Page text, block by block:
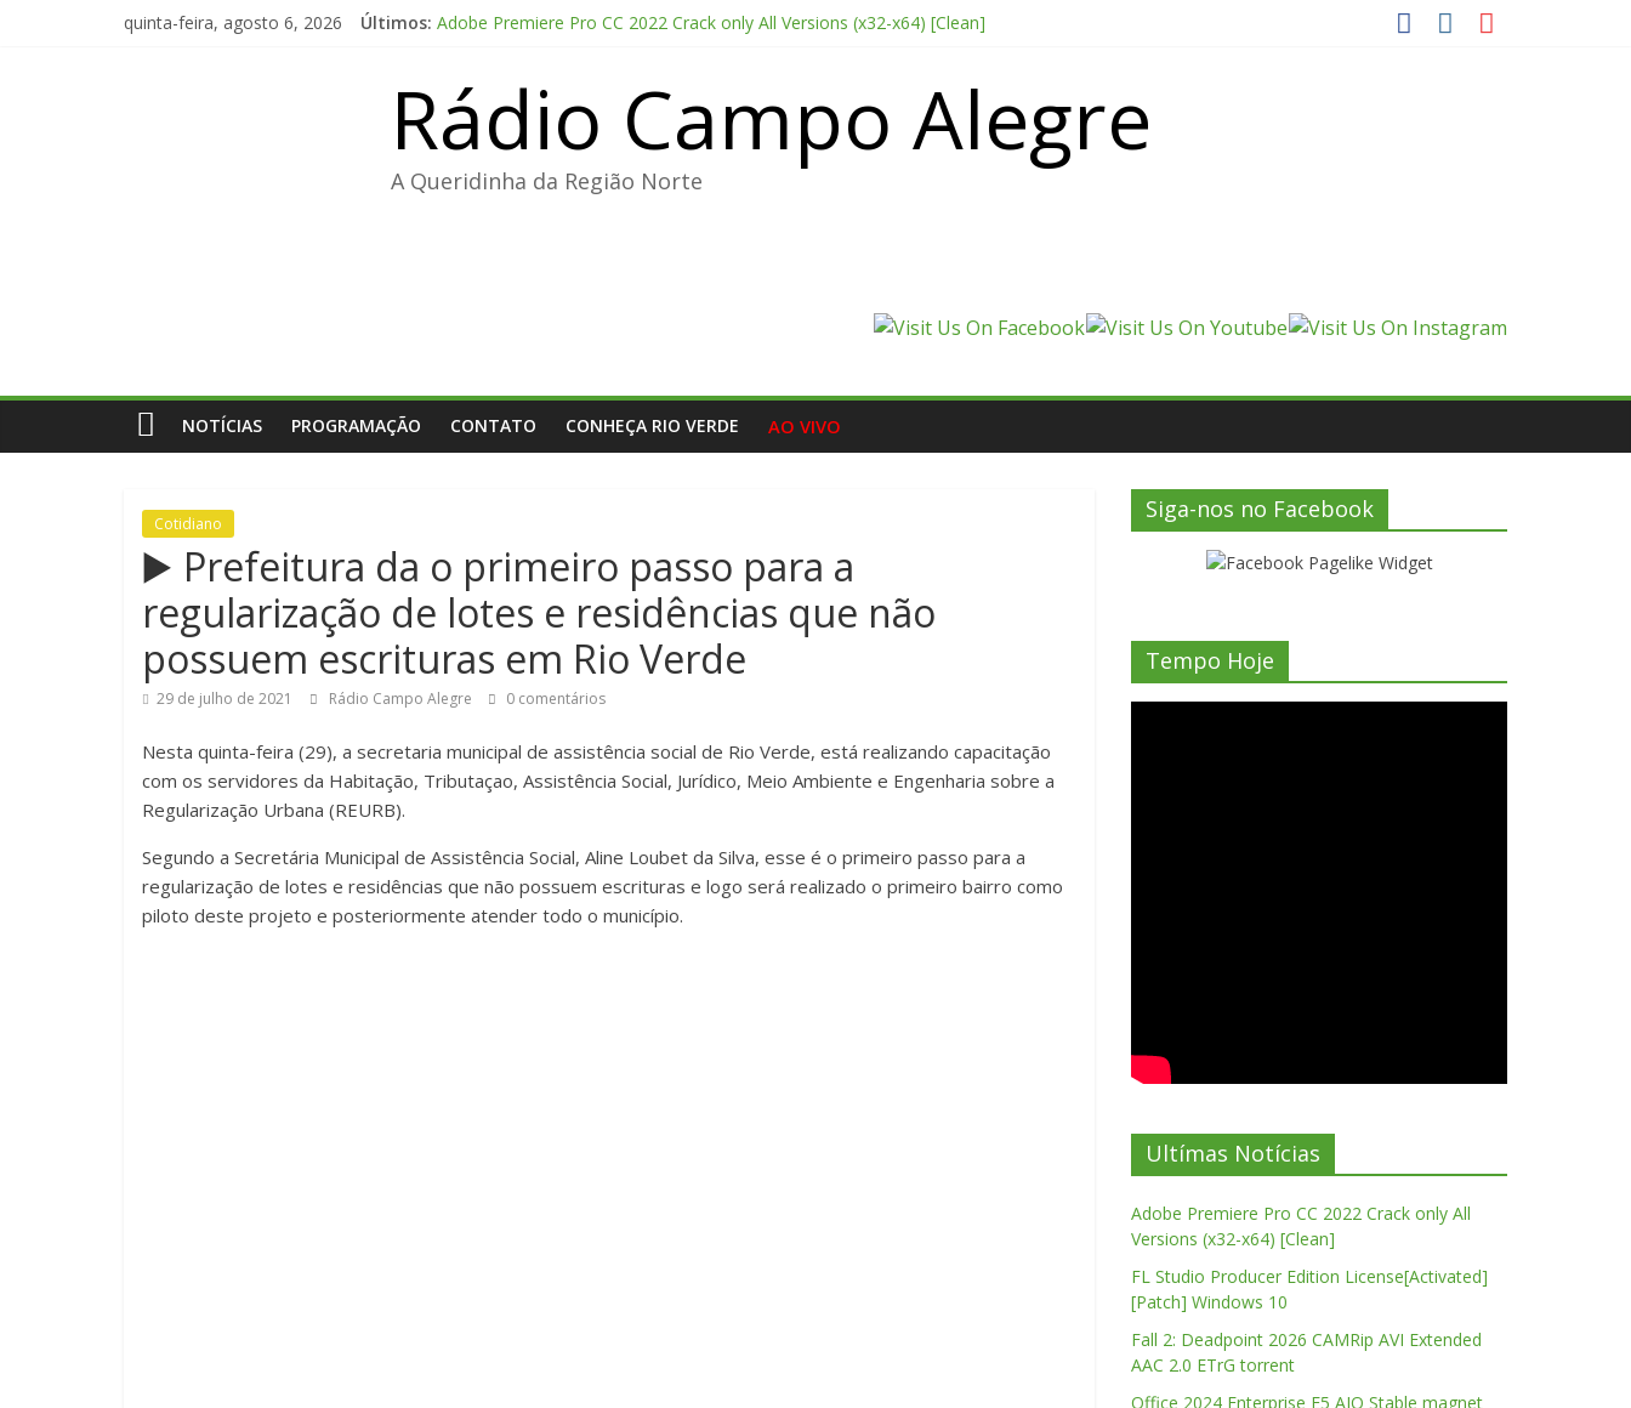
quinta-feira, agosto 6, 2026 Últimos: Adobe Premiere Pro CC 2022 Crack only All Versions (x32-x64) [Clean]
Office 2024 Enterprise E5 AIO Stable magnet
Code Vein II Deluxe Edition Cracked Keys Steam Rip DLC Included
Rádio Campo Alegre
A Queridinha da Região Norte
NOTÍCIAS PROGRAMAÇÃO CONTATO CONHEÇA RIO VERDE AO VIVO
Cotidiano
▶️ Prefeitura da o primeiro passo para a
regularização de lotes e residências que não
possuem escrituras em Rio Verde
29 de julho de 2021 Rádio Campo Alegre 0 comentários
Nesta quinta-feira (29), a secretaria municipal de assistência social de Rio Verde, está realizando capacitação
com os servidores da Habitação, Tributaçao, Assistência Social, Jurídico, Meio Ambiente e Engenharia sobre a
Regularização Urbana (REURB).
Segundo a Secretária Municipal de Assistência Social, Aline Loubet da Silva, esse é o primeiro passo para a
regularização de lotes e residências que não possuem escrituras e logo será realizado o primeiro bairro como
piloto deste projeto e posteriormente atender todo o município.
Siga-nos no Facebook
Tempo Hoje
Ultímas Notícias
Adobe Premiere Pro CC 2022 Crack only All
Versions (x32-x64) [Clean]
FL Studio Producer Edition License[Activated]
[Patch] Windows 10
Fall 2: Deadpoint 2026 CAMRip AVI Extended
AAC 2.0 ETrG torrent
Office 2024 Enterprise E5 AIO Stable magnet